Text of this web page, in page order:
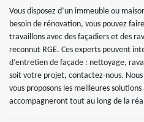
Vous disposez d’un immeuble ou
besoin de rénovation, vous pouvez
travaillons avec des façadiers et des
reconnut RGE. Ces experts peuvent
d’entretien de façade : nettoyage,
soit votre projet, contactez-nous.
vous proposons les meilleures
accompagneront tout au long de la